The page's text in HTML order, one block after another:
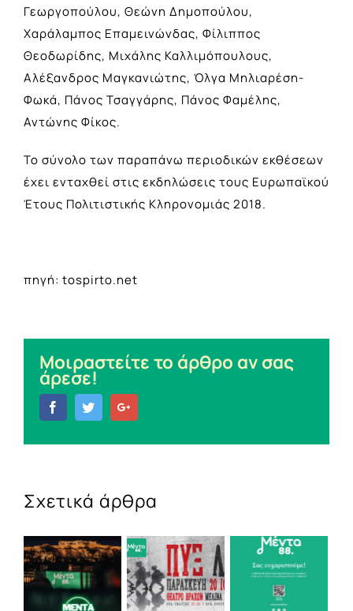
Γεωργοπούλου, Θεώνη Δημοπούλου,
Χαράλαμπος Επαμεινώνδας, Φίλιππος
Θεοδωρίδης, Μιχάλης Καλλιμόπουλους,
Αλέξανδρος Μαγκανιώτης, Όλγα Μηλιαρέση-
Φωκά, Πάνος Τσαγγάρης, Πάνος Φαμέλης,
Αντώνης Φίκος.
Το σύνολο των παραπάνω περιοδικών εκθέσεων
έχει ενταχθεί στις εκδηλώσεις τους Ευρωπαϊκού
Έτους Πολιτιστικής Κληρονομιάς 2018.
πηγή: tospirto.net
Μοιραστείτε το άρθρο αν σας
άρεσε!
FacebookTwitter
Σχετικά άρθρα